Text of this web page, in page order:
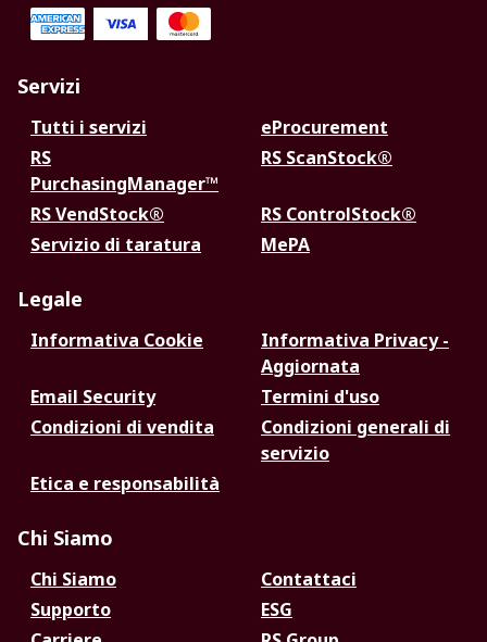
Servizi
Tutti i servizi
eProcurement
RS
PurchasingManager™
RS ScanStock®
RS VendStock®
RS ControlStock®
Servizio di taratura
MePA
Legale
Informativa Cookie
Informativa Privacy -
Aggiornata
Email Security
Termini d'uso
Condizioni di vendita
Condizioni generali di
servizio
Etica e responsabilità
Chi Siamo
Chi Siamo
Contattaci
Supporto
ESG